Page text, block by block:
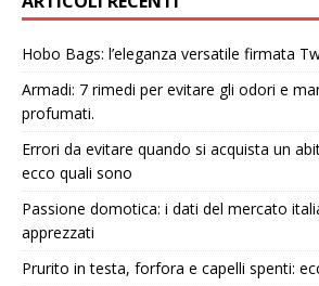
Hobo Bags: l’eleganza versatile firmata
Armadi: 7 rimedi per evitare gli odori e
profumati.
Errori da evitare quando si acquista un
ecco quali sono
Passione domotica: i dati del mercato
apprezzati
Prurito in testa, forfora e capelli spenti: